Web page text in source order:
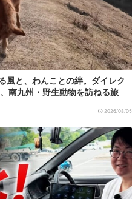
風と、わんことの絆。ダイレク
南九州・野生動物を訪ねる旅
2026/08/05